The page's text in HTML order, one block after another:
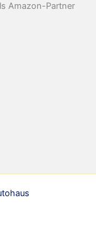
Amazon-Partner